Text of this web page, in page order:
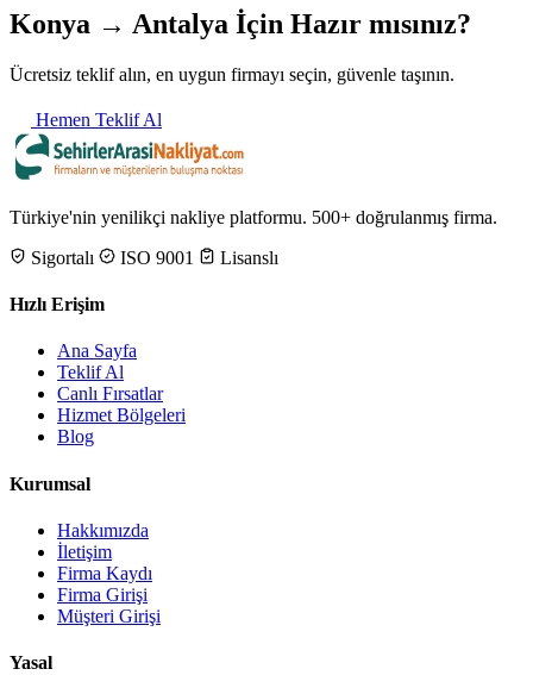
Konya → Antalya İçin Hazır mısınız?
Ücretsiz teklif alın, en uygun firmayı seçin, güvenle taşının.
Hemen Teklif Al
Türkiye'nin yenilikçi nakliye platformu. 500+ doğrulanmış firma.
Sigortalı
ISO 9001 Lisanslı
Hızlı Erişim
Ana Sayfa
Teklif Al
Canlı Fırsatlar
Hizmet Bölgeleri
Blog
Kurumsal
Hakkımızda
İletişim
Firma Kaydı
Firma Girişi
Müşteri Girişi
Yasal